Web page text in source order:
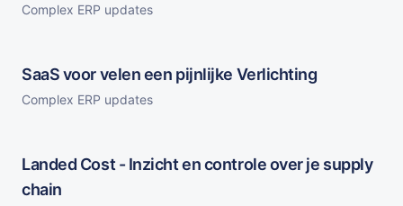
Complex ERP updates
SaaS voor velen een pijnlijke Verlichting
Complex ERP updates
Landed Cost - Inzicht en controle over je supply
chain